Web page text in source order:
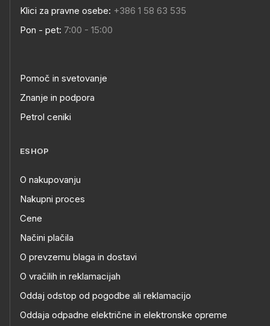
Klici za pravne osebe: +386 1 58 63 535
Pon - pet: 7:00 - 15:00
Pomoč in svetovanje
Znanje in podpora
Petrol ceniki
ESHOP
O nakupovanju
Nakupni proces
Cene
Načini plačila
O prevzemu blaga in dostavi
O vračilih in reklamacijah
Oddaj odstop od pogodbe ali reklamacijo
Oddaja odpadne električne in elektronske opreme